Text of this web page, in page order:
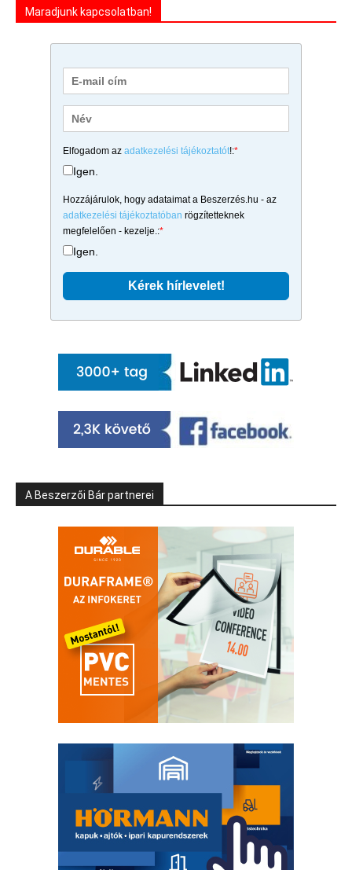
Maradjunk kapcsolatban!
Elfogadom az adatkezelési tájékoztatót!:*
Igen.
Hozzájárulok, hogy adataimat a Beszerzés.hu - az
adatkezelési tájékoztatóban rögzítetteknek
megfelelően - kezelje.:*
Igen.
A Beszerzői Bár partnerei